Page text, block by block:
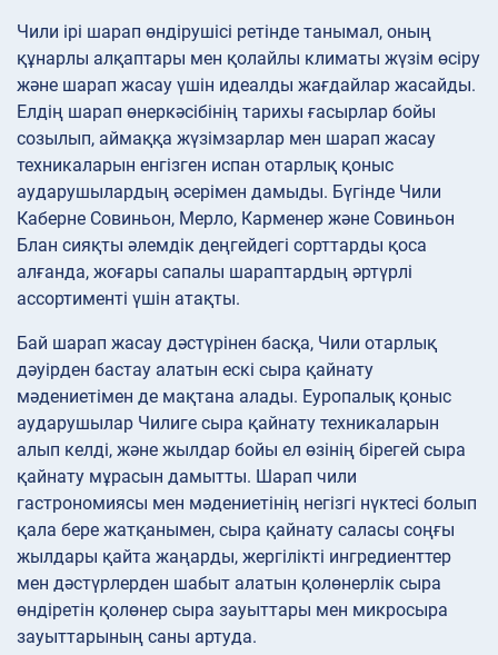
Чили ірі шарап өндірушісі ретінде танымал, оның
құнарлы алқаптары мен қолайлы климаты жүзім өсіру
және шарап жасау үшін идеалды жағдайлар жасайды.
Елдің шарап өнеркәсібінің тарихы ғасырлар бойы
созылып, аймаққа жүзімзарлар мен шарап жасау
техникаларын енгізген испан отарлық қоныс
аударушылардың әсерімен дамыды. Бүгінде Чили
Каберне Совиньон, Мерло, Карменер және Совиньон
Блан сияқты әлемдік деңгейдегі сорттарды қоса
алғанда, жоғары сапалы шараптардың әртүрлі
ассортименті үшін атақты.
Бай шарап жасау дәстүрінен басқа, Чили отарлық
дәуірден бастау алатын ескі сыра қайнату
мәдениетімен де мақтана алады. Еуропалық қоныс
аударушылар Чилиге сыра қайнату техникаларын
алып келді, және жылдар бойы ел өзінің бірегей сыра
қайнату мұрасын дамытты. Шарап чили
гастрономиясы мен мәдениетінің негізгі нүктесі болып
қала бере жатқанымен, сыра қайнату саласы соңғы
жылдары қайта жаңарды, жергілікті ингредиенттер
мен дәстүрлерден шабыт алатын қолөнерлік сыра
өндіретін қолөнер сыра зауыттары мен микросыра
зауыттарының саны артуда.